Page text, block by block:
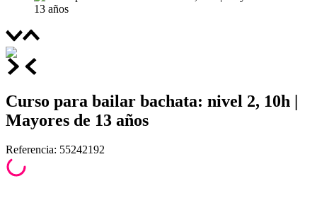
Curso para bailar bachata: nivel 2, 10h |
Mayores de 13 años
Referencia: 55242192